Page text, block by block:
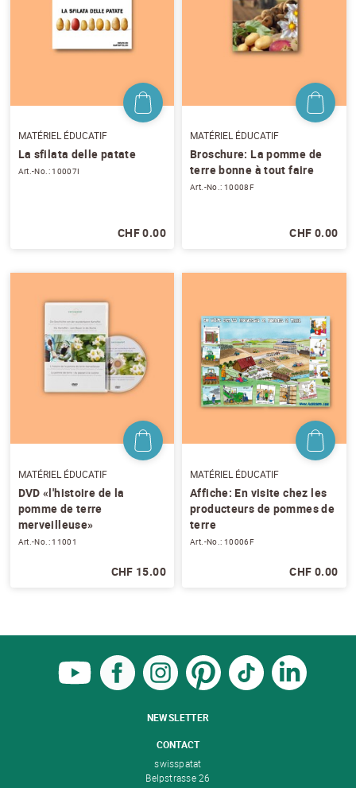
La sfilata delle patate
Art.-No.: 10007I
MATÉRIEL ÉDUCATIF
CHF 0.00
Broschure: La pomme de
terre bonne à tout faire
Art.-No.: 10008F
MATÉRIEL ÉDUCATIF
CHF 0.00
DVD «l'histoire de la
pomme de terre
merveilleuse»
Art.-No.: 11001
MATÉRIEL ÉDUCATIF
CHF 15.00
Affiche: En visite chez les
producteurs de pommes de
terre
Art.-No.: 10006F
MATÉRIEL ÉDUCATIF
CHF 0.00
S'ABONNER AU NEWSLETTER
NEWSLETTER
CONTACT
swisspatat
Belpstrasse 26